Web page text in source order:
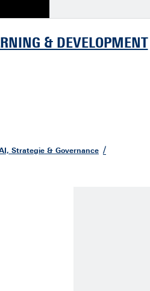
& DEVELOPMENT
Strategie & Governance